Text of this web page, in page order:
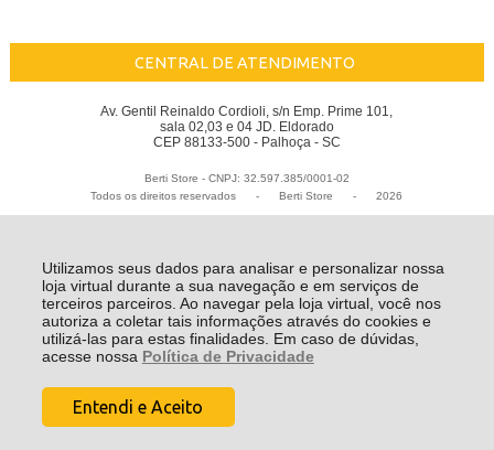
Utilizamos seus dados para analisar e personalizar nossa
loja virtual durante a sua navegação e em serviços de
terceiros parceiros. Ao navegar pela loja virtual, você nos
autoriza a coletar tais informações através do cookies e
utilizá-las para estas finalidades. Em caso de dúvidas,
acesse nossa Política de Privacidade
Entendi e Aceito
CENTRAL DE ATENDIMENTO
Av. Gentil Reinaldo Cordioli, s/n Emp. Prime 101,
sala 02,03 e 04 JD. Eldorado
CEP 88133-500 - Palhoça - SC
Berti Store - CNPJ: 32.597.385/0001-02
Todos os direitos reservados
- Berti Store - 2026
R$ 209,99